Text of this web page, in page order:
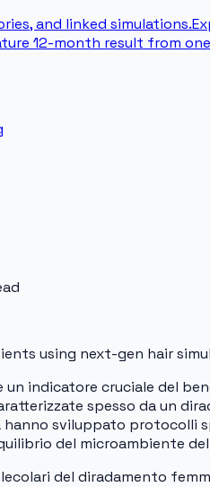
and linked simulations.
12-month result from
using next-gen hair
indicatore cruciale del
spesso da un
sviluppato
del microambiente
del diradamento